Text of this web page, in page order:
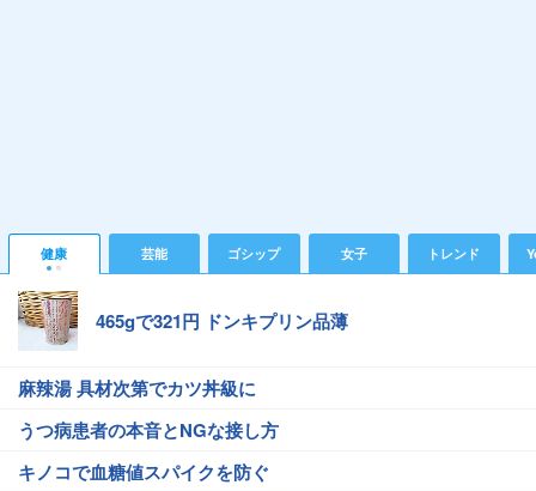
健康 芸能 ゴシップ 女子 トレンド
465gで321円 ドンキプリン品薄
麻辣湯 具材次第でカツ丼級に
うつ病患者の本音とNGな接し方
キノコで血糖値スパイクを防ぐ